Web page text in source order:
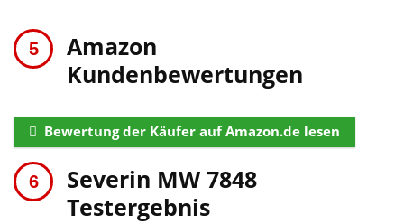
Amazon
Kundenbewertungen
Bewertung der Käufer auf Amazon.de lesen
Severin MW 7848
Testergebnis